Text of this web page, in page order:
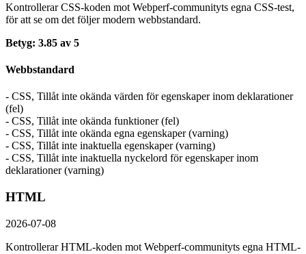
Kontrollerar CSS-koden mot Webperf-communityts egna CSS-test,
för att se om det följer modern webbstandard.
Betyg: 3.85 av 5
Webbstandard
- CSS, Tillåt inte okända värden för egenskaper inom deklarationer
(fel)
- CSS, Tillåt inte okända funktioner (fel)
- CSS, Tillåt inte okända egna egenskaper (varning)
- CSS, Tillåt inte inaktuella egenskaper (varning)
- CSS, Tillåt inte inaktuella nyckelord för egenskaper inom
deklarationer (varning)
HTML
2026-07-08
Kontrollerar HTML-koden mot Webperf-communityts egna HTML-